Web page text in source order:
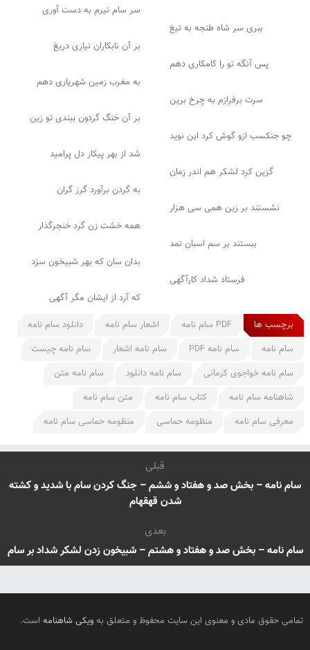
سر سام نیرم به دست آوری
ببری سر شاه طنجه به تیغ
بر آن نابکاران نیاری دریغ
پس آنگه تو را کامکاری دهم
به مغرب زمین شهریاری دهم
سرت برفرازم به چرخ برین
بر آن خنگ گردون ببندی تو زین
چو جنکسب ازو گوش کرد این نوید
شد از بهر پیکار دل پرامید
گزین کرد لشکر هم اندر زمان
به گردن برآورد گرز گران
نشستند بر زین همی سی هزار
همه خشت زن گرد خنجرگذار
ببستند بر سم اسبان نمد
بدان سان که بهر شبیخون سزد
فرستاد شداد کارآگهی
که آرد از ایشان مگر آگهی
برچسب ها
PDF سام نامه اشعار سام نامه
دانلود سام نامه
سام نامه
سام نامه PDF سام نامه اشعار
سام نامه چیست
سام نامه خواجوی کرمانی
سام نامه دانلود
سام نامه متن
شاهنامه سام نامه
کتاب سام نامه
متن سام نامه
معرفی سام نامه
منظومه حماسی منظومه حماسی سام نامه
قبلی
سام نامه – بخش صد و هفتاد و ششم – جنگ کردن سام با شدید و کشته
شدن قهقهام
بعدی
سام نامه – بخش صد و هفتاد و هشتم – شبیخون زدن لشکر شداد بر سام
تمامی حقوق مادی و معنوی این سایت محفوظ و متعلق به ویکی شاهنامه است.